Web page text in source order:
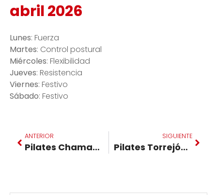
abril 2026
Lunes: Fuerza
Martes: Control postural
Miércoles: Flexibilidad
Jueves: Resistencia
Viernes: Festivo
Sábado: Festivo
ANTERIOR
Pilates Chamartin. 27 de abril 2026
SIGUIENTE
Pilates Torrejón. 27 de abril 2026